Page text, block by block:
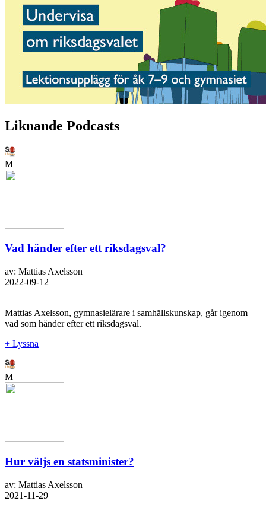
Liknande Podcasts
M
Vad händer efter ett riksdagsval?
av: Mattias Axelsson
2022-09-12
Mattias Axelsson, gymnasielärare i samhällskunskap, går igenom
vad som händer efter ett riksdagsval.
+ Lyssna
M
Hur väljs en statsminister?
av: Mattias Axelsson
2021-11-29